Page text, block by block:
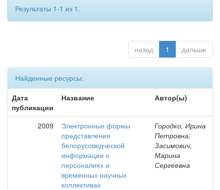
Результаты 1-1 из 1.
назад 1 дальше
Найденные ресурсы:
Дата
публикации
Название Автор(ы)
2009
Электронные формы
представления
белорусоведческой
информации о
персоналиях и
временных научных
коллективах
Городко, Ирина
Петровна;
Засимович,
Марина
Сергеевна